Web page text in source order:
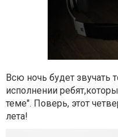
Всю ночь будет звучать
исполнении
теме". Поверь, этот
лета!